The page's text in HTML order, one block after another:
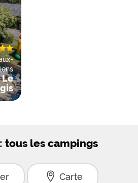
Le
tous les campings
Carte